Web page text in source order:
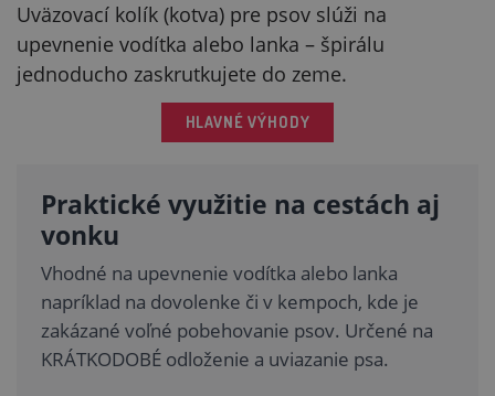
Uväzovací kolík (kotva) pre psov slúži na
upevnenie vodítka alebo lanka – špirálu
jednoducho zaskrutkujete do zeme.
HLAVNÉ VÝHODY
Praktické využitie na cestách aj
vonku
Vhodné na upevnenie vodítka alebo lanka
napríklad na dovolenke či v kempoch, kde je
zakázané voľné pobehovanie psov. Určené na
KRÁTKODOBÉ odloženie a uviazanie psa.